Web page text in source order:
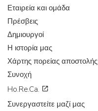
Εταιρεία και ομάδα
Πρέσβεις
Δημιουργοί
Η ιστορία μας
Χάρτης πορείας αποστολής
Συνοχή
Ho.Re.Ca.
Συνεργαστείτε μαζί μας